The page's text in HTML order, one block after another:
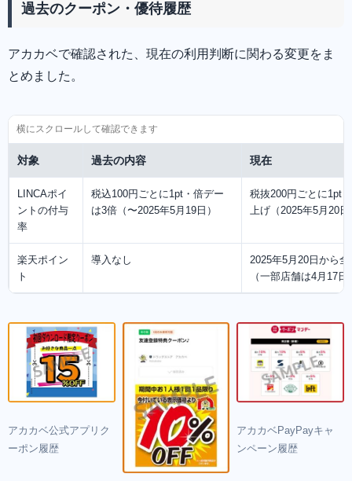
過去のクーポン・優待履歴
アカカベで確認された、現在の利用判断に関わる変更をま
とめました。
対象 過去の内容 現在
LINCAポイ
ントの付与
率
税込100円ごとに1pt・倍デー
は3倍（〜2025年5月19日）
税抜200円ごとに1pt
上げ（2025年5月20
楽天ポイン
ト
導入なし
2025年5月20日から
（一部店舗は4月17
アカカベ公式アプリク
ーポン履歴
アカカベPayPayキャ
ンペーン履歴